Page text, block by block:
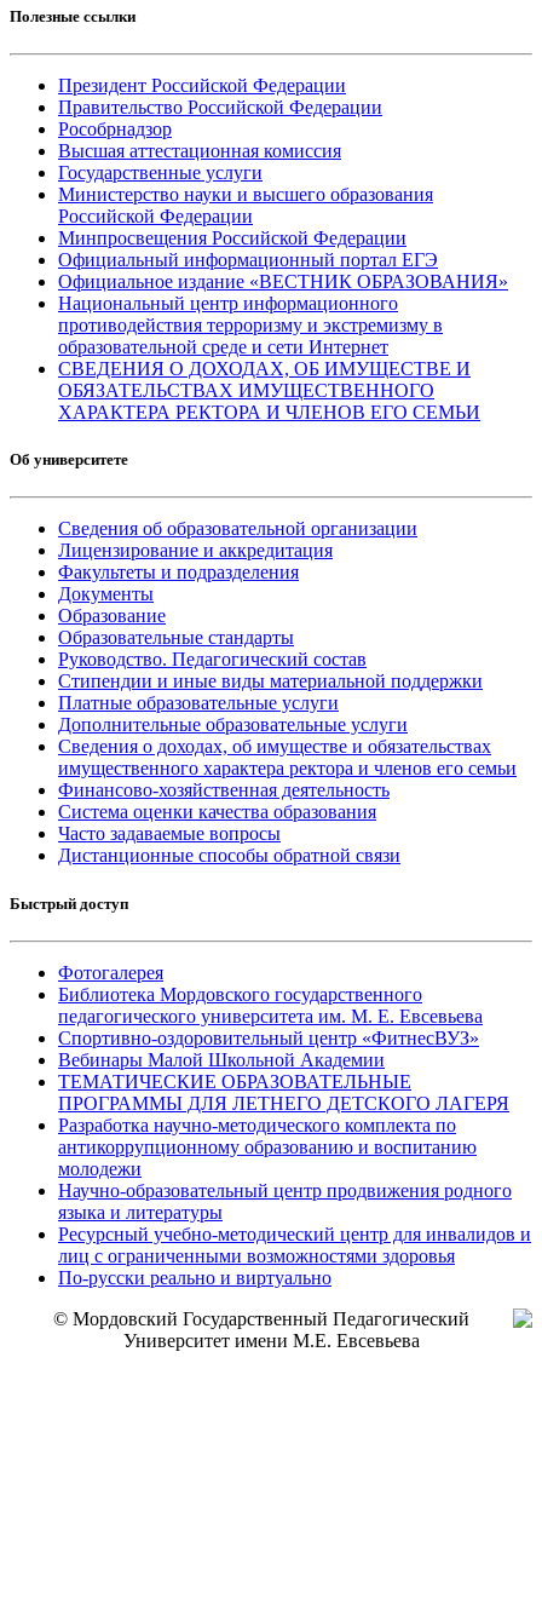
Полезные ссылки
Президент Российской Федерации
Правительство Российской Федерации
Рособрнадзор
Высшая аттестационная комиссия
Государственные услуги
Министерство науки и высшего образования
Российской Федерации
Минпросвещения Российской Федерации
Официальный информационный портал ЕГЭ
Официальное издание «ВЕСТНИК ОБРАЗОВАНИЯ»
Национальный центр информационного
противодействия терроризму и экстремизму в
образовательной среде и сети Интернет
СВЕДЕНИЯ О ДОХОДАХ, ОБ ИМУЩЕСТВЕ И
ОБЯЗАТЕЛЬСТВАХ ИМУЩЕСТВЕННОГО
ХАРАКТЕРА РЕКТОРА И ЧЛЕНОВ ЕГО СЕМЬИ
Об университете
Сведения об образовательной организации
Лицензирование и аккредитация
Факультеты и подразделения
Документы
Образование
Образовательные стандарты
Руководство. Педагогический состав
Стипендии и иные виды материальной поддержки
Платные образовательные услуги
Дополнительные образовательные услуги
Сведения о доходах, об имуществе и обязательствах
имущественного характера ректора и членов его семьи
Финансово-хозяйственная деятельность
Система оценки качества образования
Часто задаваемые вопросы
Дистанционные способы обратной связи
Быстрый доступ
Фотогалерея
Библиотека Мордовского государственного
педагогического университета им. М. Е. Евсевьева
Спортивно-оздоровительный центр «ФитнесВУЗ»
Вебинары Малой Школьной Академии
ТЕМАТИЧЕСКИЕ ОБРАЗОВАТЕЛЬНЫЕ
ПРОГРАММЫ ДЛЯ ЛЕТНЕГО ДЕТСКОГО ЛАГЕРЯ
Разработка научно-методического комплекта по
антикоррупционному образованию и воспитанию
молодежи
Научно-образовательный центр продвижения родного
языка и литературы
Ресурсный учебно-методический центр для инвалидов и
лиц с ограниченными возможностями здоровья
По-русски реально и виртуально
© Мордовский Государственный Педагогический
Университет имени М.Е. Евсевьева